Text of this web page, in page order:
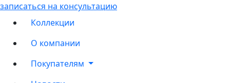
записаться на консультацию
Коллекции
О компании
Покупателям